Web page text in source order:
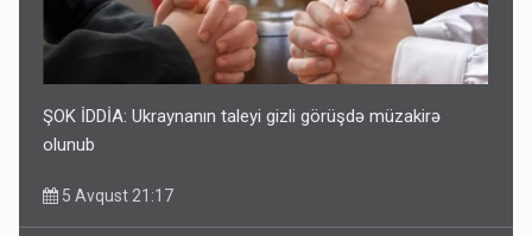
ŞOK İDDİA: Ukraynanın taleyi gizli görüşdə müzakirə
olunub
5 Avqust 21:17